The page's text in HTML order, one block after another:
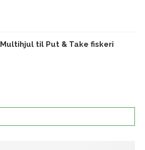
Multihjul til Put & Take fiskeri